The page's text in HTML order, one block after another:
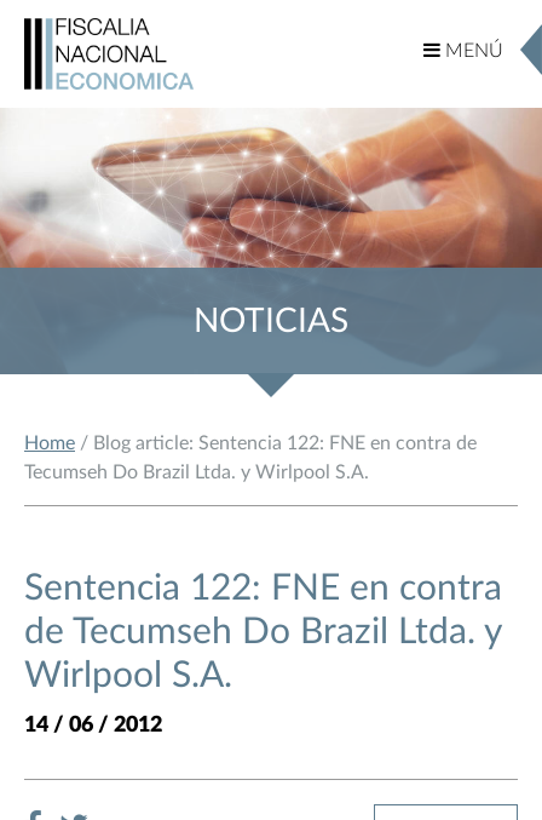
MENÚ
MENÚ
NOTICIAS
Home / Blog article: Sentencia 122: FNE en contra de
Tecumseh Do Brazil Ltda. y Wirlpool S.A.
Sentencia 122: FNE en contra
de Tecumseh Do Brazil Ltda. y
Wirlpool S.A.
14 / 06 / 2012